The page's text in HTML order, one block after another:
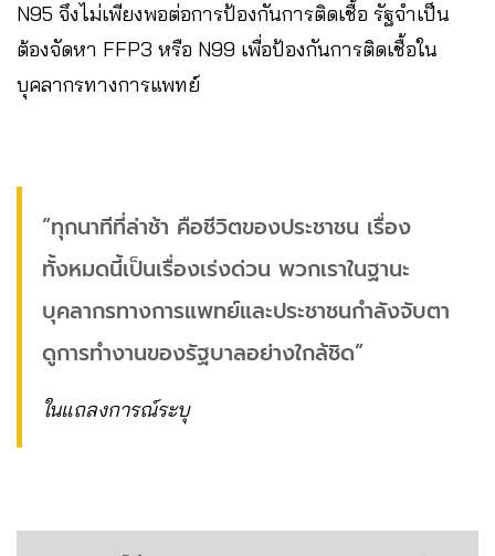
N95 จึงไม่เพียงพอต่อการป้องกันการติดเชื้อ รัฐจำเป็น
ต้องจัดหา FFP3 หรือ N99 เพื่อป้องกันการติดเชื้อใน
บุคลากรทางการแพทย์
“ทุกนาทีที่ล่าช้า คือชีวิตของประชาชน เรื่อง
ทั้งหมดนี้เป็นเรื่องเร่งด่วน พวกเราในฐานะ
บุคลากรทางการแพทย์และประชาชนกำลังจับตา
ดูการทำงานของรัฐบาลอย่างใกล้ชิด”
ในแถลงการณ์ระบุ